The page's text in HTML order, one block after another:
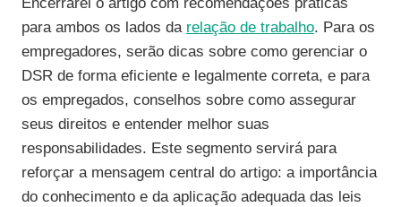
para ambos os lados da relação de trabalho. Para os
empregadores, serão dicas sobre como gerenciar o
DSR de forma eficiente e legalmente correta, e para
os empregados, conselhos sobre como assegurar
seus direitos e entender melhor suas
responsabilidades. Este segmento servirá para
reforçar a mensagem central do artigo: a importância
do conhecimento e da aplicação adequada das leis